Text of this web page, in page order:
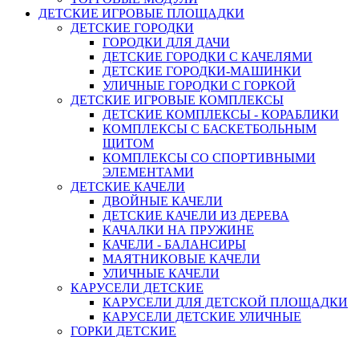
ДЕТСКИЕ ИГРОВЫЕ ПЛОЩАДКИ
ДЕТСКИЕ ГОРОДКИ
ГОРОДКИ ДЛЯ ДАЧИ
ДЕТСКИЕ ГОРОДКИ С КАЧЕЛЯМИ
ДЕТСКИЕ ГОРОДКИ-МАШИНКИ
УЛИЧНЫЕ ГОРОДКИ С ГОРКОЙ
ДЕТСКИЕ ИГРОВЫЕ КОМПЛЕКСЫ
ДЕТСКИЕ КОМПЛЕКСЫ - КОРАБЛИКИ
КОМПЛЕКСЫ С БАСКЕТБОЛЬНЫМ
ЩИТОМ
КОМПЛЕКСЫ СО СПОРТИВНЫМИ
ЭЛЕМЕНТАМИ
ДЕТСКИЕ КАЧЕЛИ
ДВОЙНЫЕ КАЧЕЛИ
ДЕТСКИЕ КАЧЕЛИ ИЗ ДЕРЕВА
КАЧАЛКИ НА ПРУЖИНЕ
КАЧЕЛИ - БАЛАНСИРЫ
МАЯТНИКОВЫЕ КАЧЕЛИ
УЛИЧНЫЕ КАЧЕЛИ
КАРУСЕЛИ ДЕТСКИЕ
КАРУСЕЛИ ДЛЯ ДЕТСКОЙ ПЛОЩАДКИ
КАРУСЕЛИ ДЕТСКИЕ УЛИЧНЫЕ
ГОРКИ ДЕТСКИЕ